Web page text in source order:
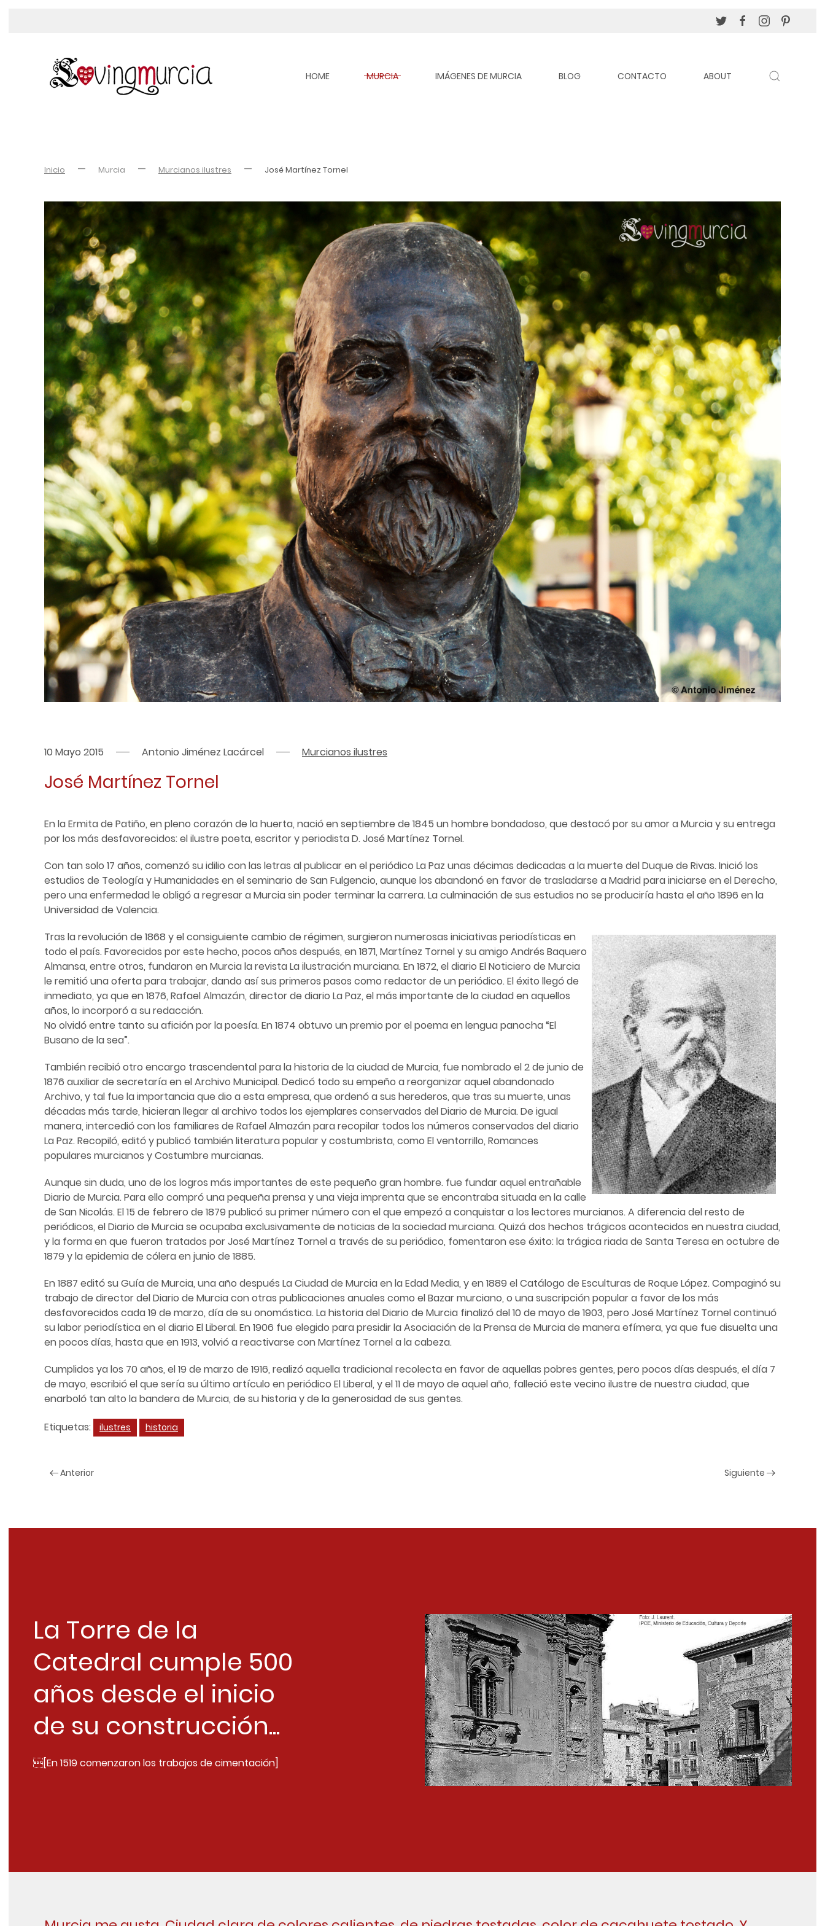
HOME MURCIA IMÁGENES DE MURCIA BLOG CONTACTO ABOUT
Inicio Murcia Murcianos ilustres José Martínez Tornel
10 Mayo 2015 Antonio Jiménez Lacárcel Murcianos ilustres
José Martínez Tornel
En la Ermita de Patiño, en pleno corazón de la huerta, nació en septiembre de 1845 un hombre bondadoso, que destacó por su amor a Murcia y su entrega
por los más desfavorecidos: el ilustre poeta, escritor y periodista D. José Martínez Tornel.
Con tan solo 17 años, comenzó su idilio con las letras al publicar en el periódico La Paz unas décimas dedicadas a la muerte del Duque de Rivas. Inició los
estudios de Teología y Humanidades en el seminario de San Fulgencio, aunque los abandonó en favor de trasladarse a Madrid para iniciarse en el Derecho,
pero una enfermedad le obligó a regresar a Murcia sin poder terminar la carrera. La culminación de sus estudios no se produciría hasta el año 1896 en la
Universidad de Valencia.
Tras la revolución de 1868 y el consiguiente cambio de régimen, surgieron numerosas iniciativas periodísticas en
todo el país. Favorecidos por este hecho, pocos años después, en 1871, Martínez Tornel y su amigo Andrés Baquero
Almansa, entre otros, fundaron en Murcia la revista La ilustración murciana. En 1872, el diario El Noticiero de Murcia
le remitió una oferta para trabajar, dando así sus primeros pasos como redactor de un periódico. El éxito llegó de
inmediato, ya que en 1876, Rafael Almazán, director de diario La Paz, el más importante de la ciudad en aquellos
años, lo incorporó a su redacción.
No olvidó entre tanto su afición por la poesía. En 1874 obtuvo un premio por el poema en lengua panocha “El
Busano de la sea”.
También recibió otro encargo trascendental para la historia de la ciudad de Murcia, fue nombrado el 2 de junio de
1876 auxiliar de secretaría en el Archivo Municipal. Dedicó todo su empeño a reorganizar aquel abandonado
Archivo, y tal fue la importancia que dio a esta empresa, que ordenó a sus herederos, que tras su muerte, unas
décadas más tarde, hicieran llegar al archivo todos los ejemplares conservados del Diario de Murcia. De igual
manera, intercedió con los familiares de Rafael Almazán para recopilar todos los números conservados del diario
La Paz. Recopiló, editó y publicó también literatura popular y costumbrista, como El ventorrillo, Romances
populares murcianos y Costumbre murcianas.
Aunque sin duda, uno de los logros más importantes de este pequeño gran hombre. fue fundar aquel entrañable
Diario de Murcia. Para ello compró una pequeña prensa y una vieja imprenta que se encontraba situada en la calle
de San Nicolás. El 15 de febrero de 1879 publicó su primer número con el que empezó a conquistar a los lectores murcianos. A diferencia del resto de
periódicos, el Diario de Murcia se ocupaba exclusivamente de noticias de la sociedad murciana. Quizá dos hechos trágicos acontecidos en nuestra ciudad,
y la forma en que fueron tratados por José Martínez Tornel a través de su periódico, fomentaron ese éxito: la trágica riada de Santa Teresa en octubre de
1879 y la epidemia de cólera en junio de 1885.
En 1887 editó su Guía de Murcia, una año después La Ciudad de Murcia en la Edad Media, y en 1889 el Catálogo de Esculturas de Roque López. Compaginó su
trabajo de director del Diario de Murcia con otras publicaciones anuales como el Bazar murciano, o una suscripción popular a favor de los más
desfavorecidos cada 19 de marzo, día de su onomástica. La historia del Diario de Murcia finalizó del 10 de mayo de 1903, pero José Martínez Tornel continuó
su labor periodística en el diario El Liberal. En 1906 fue elegido para presidir la Asociación de la Prensa de Murcia de manera efímera, ya que fue disuelta una
en pocos días, hasta que en 1913, volvió a reactivarse con Martínez Tornel a la cabeza.
Cumplidos ya los 70 años, el 19 de marzo de 1916, realizó aquella tradicional recolecta en favor de aquellas pobres gentes, pero pocos días después, el día 7
de mayo, escribió el que sería su último artículo en periódico El Liberal, y el 11 de mayo de aquel año, falleció este vecino ilustre de nuestra ciudad, que
enarboló tan alto la bandera de Murcia, de su historia y de la generosidad de sus gentes.
Etiquetas:
ilustres historia
Anterior Siguiente
La Torre de la
Catedral cumple 500
años desde el inicio
de su construcción...
[En 1519 comenzaron los trabajos de cimentación]